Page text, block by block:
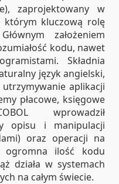
zaprojektowany w
kluczową rolę
założeniem
kodu, nawet
Składnia
język angielski,
aplikacji
płacowe, księgowe
wprowadził
opisu i manipulacji
oraz operacji na
ogromna ilość kodu
działa w systemach
na całym świecie.